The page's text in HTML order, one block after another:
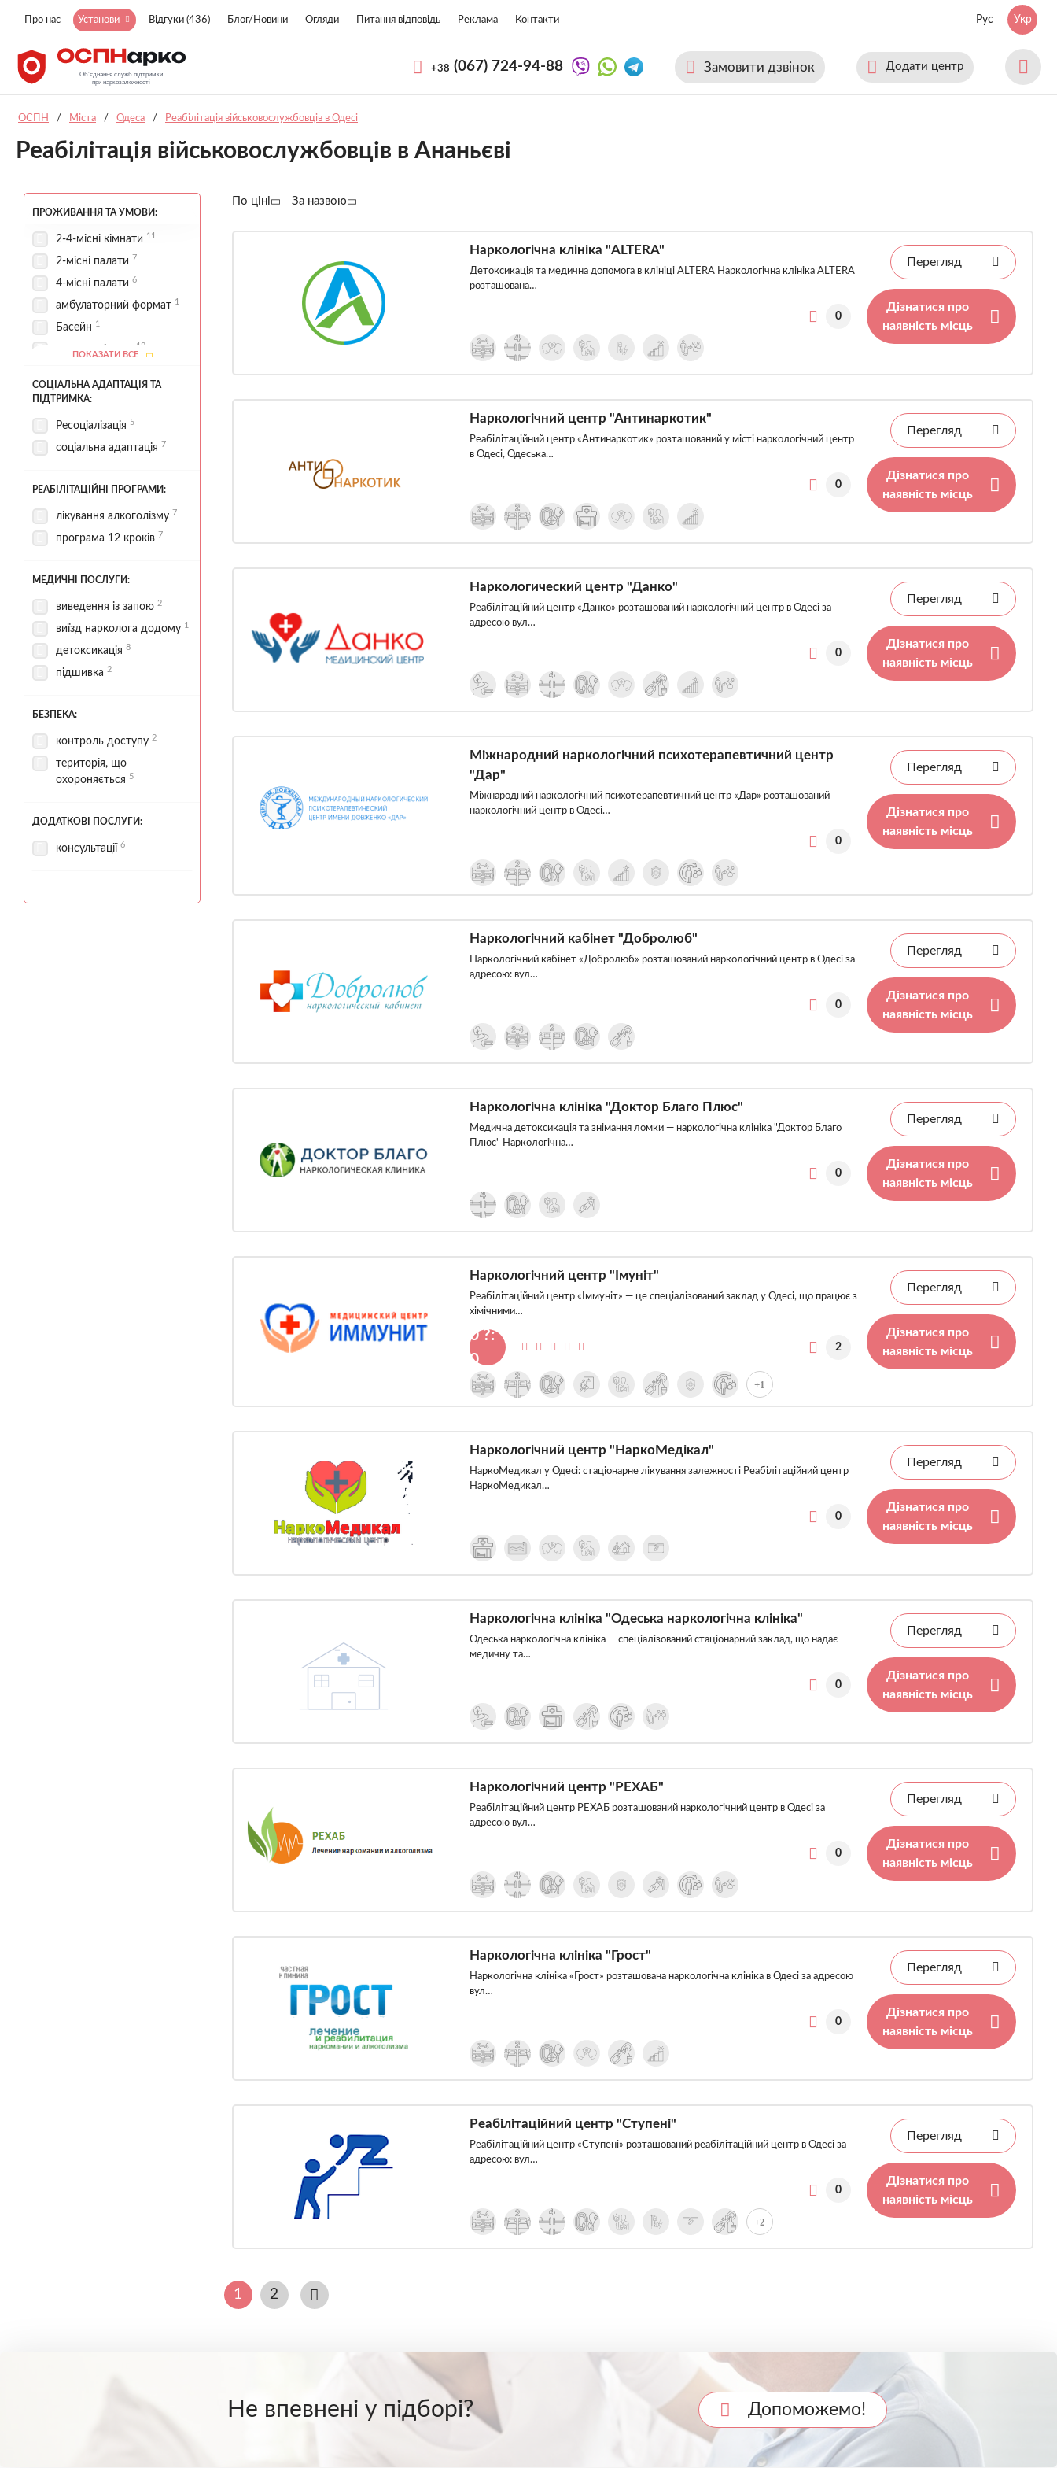
Про нас Установи Відгуки (436) Блог/Новини Огляди Питання відповідь Реклама Контакти Рус Укр
+38 (067) 724-94-88 Замовити дзвінок Додати центр
ОСПН / Міста / Одеса / Реабілітація військовослужбовців в Одесі
Реабілітація військовослужбовців в Ананьєві
ПРОЖИВАННЯ ТА УМОВИ:
2-4-місні кімнати 11
2-місні палати 7
4-місні палати 6
амбулаторний формат 1
Басейн 1
спортивні зони12
територія для прогулянок
ПОКАЗАТИ ВСЕ
СОЦІАЛЬНА АДАПТАЦІЯ ТА
ПІДТРИМКА:
Ресоціалізація 5
соціальна адаптація 7
РЕАБІЛІТАЦІЙНІ ПРОГРАМИ:
лікування алкоголізму 7
програма 12 кроків 7
МЕДИЧНІ ПОСЛУГИ:
виведення із запою 2
виїзд нарколога додому 1
детоксикація 8
підшивка 2
БЕЗПЕКА:
контроль доступу 2
територія, що
охороняється 5
ДОДАТКОВІ ПОСЛУГИ:
консультації 6
По ціні За назвою
Наркологічна клініка "ALTERA"
Детоксикація та медична допомога в клініці ALTERA Наркологічна клініка ALTERA
розташована…
0
Перегляд
Дізнатися про
наявність місць
Наркологічний центр "Антинаркотик"
Реабілітаційний центр «Антинаркотик» розташований у місті наркологічний центр
в Одесі, Одеська…
0
Перегляд
Дізнатися про
наявність місць
Наркологический центр "Данко"
Реабілітаційний центр «Данко» розташований наркологічний центр в Одесі за
адресою вул…
0
Перегляд
Дізнатися про
наявність місць
Міжнародний наркологічний психотерапевтичний центр
"Дар"
Міжнародний наркологічний психотерапевтичний центр «Дар» розташований
наркологічний центр в Одесі…
0
Перегляд
Дізнатися про
наявність місць
Наркологічний кабінет "Добролюб"
Наркологічний кабінет «Добролюб» розташований наркологічний центр в Одесі за
адресою: вул…
0
Перегляд
Дізнатися про
наявність місць
Наркологічна клініка "Доктор Благо Плюс"
Медична детоксикація та знімання ломки — наркологічна клініка "Доктор Благо
Плюс" Наркологічна…
0
Перегляд
Дізнатися про
наявність місць
Наркологічний центр "Імуніт"
Реабілітаційний центр «Іммуніт» — це спеціалізований заклад у Одесі, що працює з
хімічними…
0 ?:
0
2
+1
Перегляд
Дізнатися про
наявність місць
Наркологічний центр "НаркоМедікал"
НаркоМедикал у Одесі: стаціонарне лікування залежності Реабілітаційний центр
НаркоМедикал…
0
Перегляд
Дізнатися про
наявність місць
Наркологічна клініка "Одеська наркологічна клініка"
Одеська наркологічна клініка — спеціалізований стаціонарний заклад, що надає
медичну та…
0
Перегляд
Дізнатися про
наявність місць
Наркологічний центр "РЕХАБ"
Реабілітаційний центр РЕХАБ розташований наркологічний центр в Одесі за
адресою вул…
0
Перегляд
Дізнатися про
наявність місць
Наркологічна клініка "Грост"
Наркологічна клініка «Грост» розташована наркологічна клініка в Одесі за адресою
вул…
0
Перегляд
Дізнатися про
наявність місць
Реабілітаційний центр "Ступені"
Реабілітаційний центр «Ступені» розташований реабілітаційний центр в Одесі за
адресою: вул…
0
+2
Перегляд
Дізнатися про
наявність місць
1 2
Не впевнені у підборі? Допоможемо!